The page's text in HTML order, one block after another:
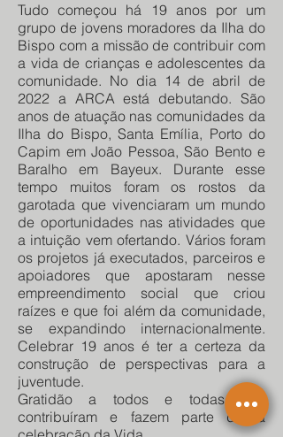
Tudo começou há 19 anos por um
grupo de jovens moradores da Ilha do
Bispo com a missão de contribuir com
a vida de crianças e adolescentes da
comunidade. No dia 14 de abril de
2022 a ARCA está debutando. São
anos de atuação nas comunidades da
Ilha do Bispo, Santa Emília, Porto do
Capim em João Pessoa, São Bento e
Baralho em Bayeux. Durante esse
tempo muitos foram os rostos da
garotada que vivenciaram um mundo
de oportunidades nas atividades que
a intuição vem ofertando. Vários foram
os projetos já executados, parceiros e
apoiadores que apostaram nesse
empreendimento social que criou
raízes e que foi além da comunidade,
se expandindo internacionalmente.
Celebrar 19 anos é ter a certeza da
construção de perspectivas para a
juventude.
Gratidão a todos e todas que
contribuíram e fazem parte dessa